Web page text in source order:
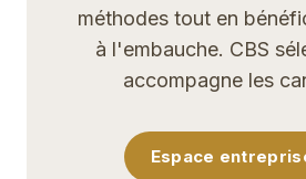
méthodes tout en
à l'embauche. CBS
accompagne les
Espace